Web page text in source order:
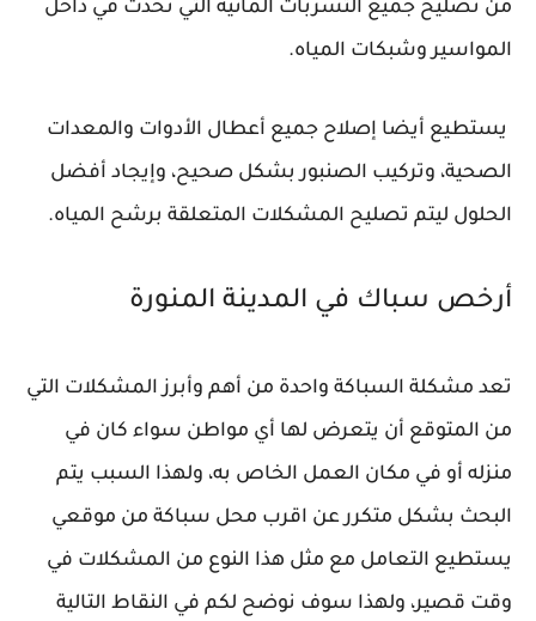
من تصليح جميع التسربات المائية التي تحدث في داخل
المواسير وشبكات المياه.
يستطيع أيضا إصلاح جميع أعطال الأدوات والمعدات
الصحية، وتركيب الصنبور بشكل صحيح، وإيجاد أفضل
الحلول ليتم تصليح المشكلات المتعلقة برشح المياه.
أرخص سباك في المدينة المنورة
تعد مشكلة السباكة واحدة من أهم وأبرز المشكلات التي
من المتوقع أن يتعرض لها أي مواطن سواء كان في
منزله أو في مكان العمل الخاص به، ولهذا السبب يتم
البحث بشكل متكرر عن اقرب محل سباكة من موقعي
يستطيع التعامل مع مثل هذا النوع من المشكلات في
وقت قصير، ولهذا سوف نوضح لكم في النقاط التالية